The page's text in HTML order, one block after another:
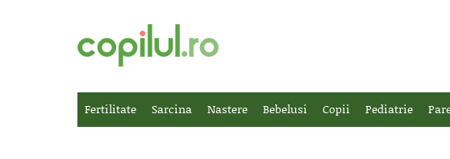
Fertilitate Sarcina Nastere Bebelusi Copii Pediatrie